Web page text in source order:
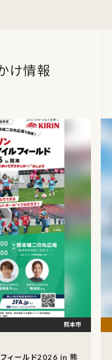
け情報
フィールド2026 in 熊
熊本市